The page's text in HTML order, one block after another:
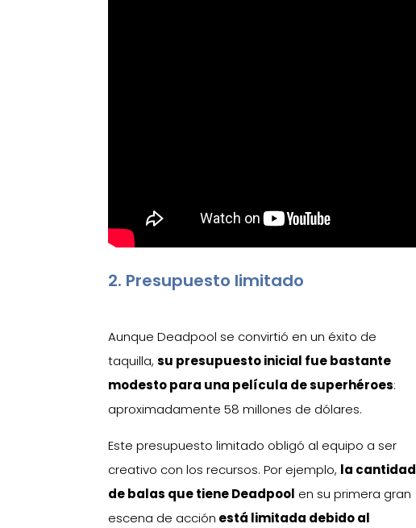
2. Presupuesto limitado
Aunque Deadpool se convirtió en un éxito de
taquilla,su presupuesto inicial fue bastante
modesto para una película de superhéroes:
aproximadamente 58 millones de dólares.
Este presupuesto limitado obligó al equipo a ser
creativo con los recursos. Por ejemplo, la cantidad
de balas que tiene Deadpool en su primera gran
escena de acción está limitada debido al